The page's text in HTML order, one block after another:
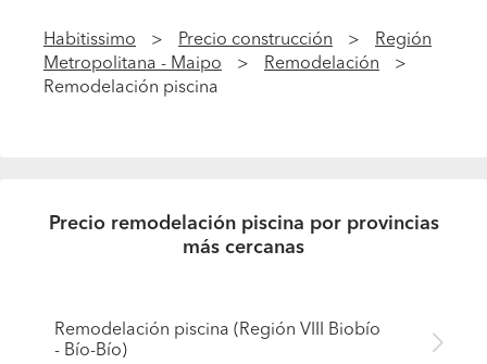
Habitissimo Precio construcción
Región
Metropolitana - Maipo
Remodelación
Remodelación piscina
Precio remodelación piscina por provincias
más cercanas
Remodelación piscina (Región VIII Biobío
- Bío-Bío)